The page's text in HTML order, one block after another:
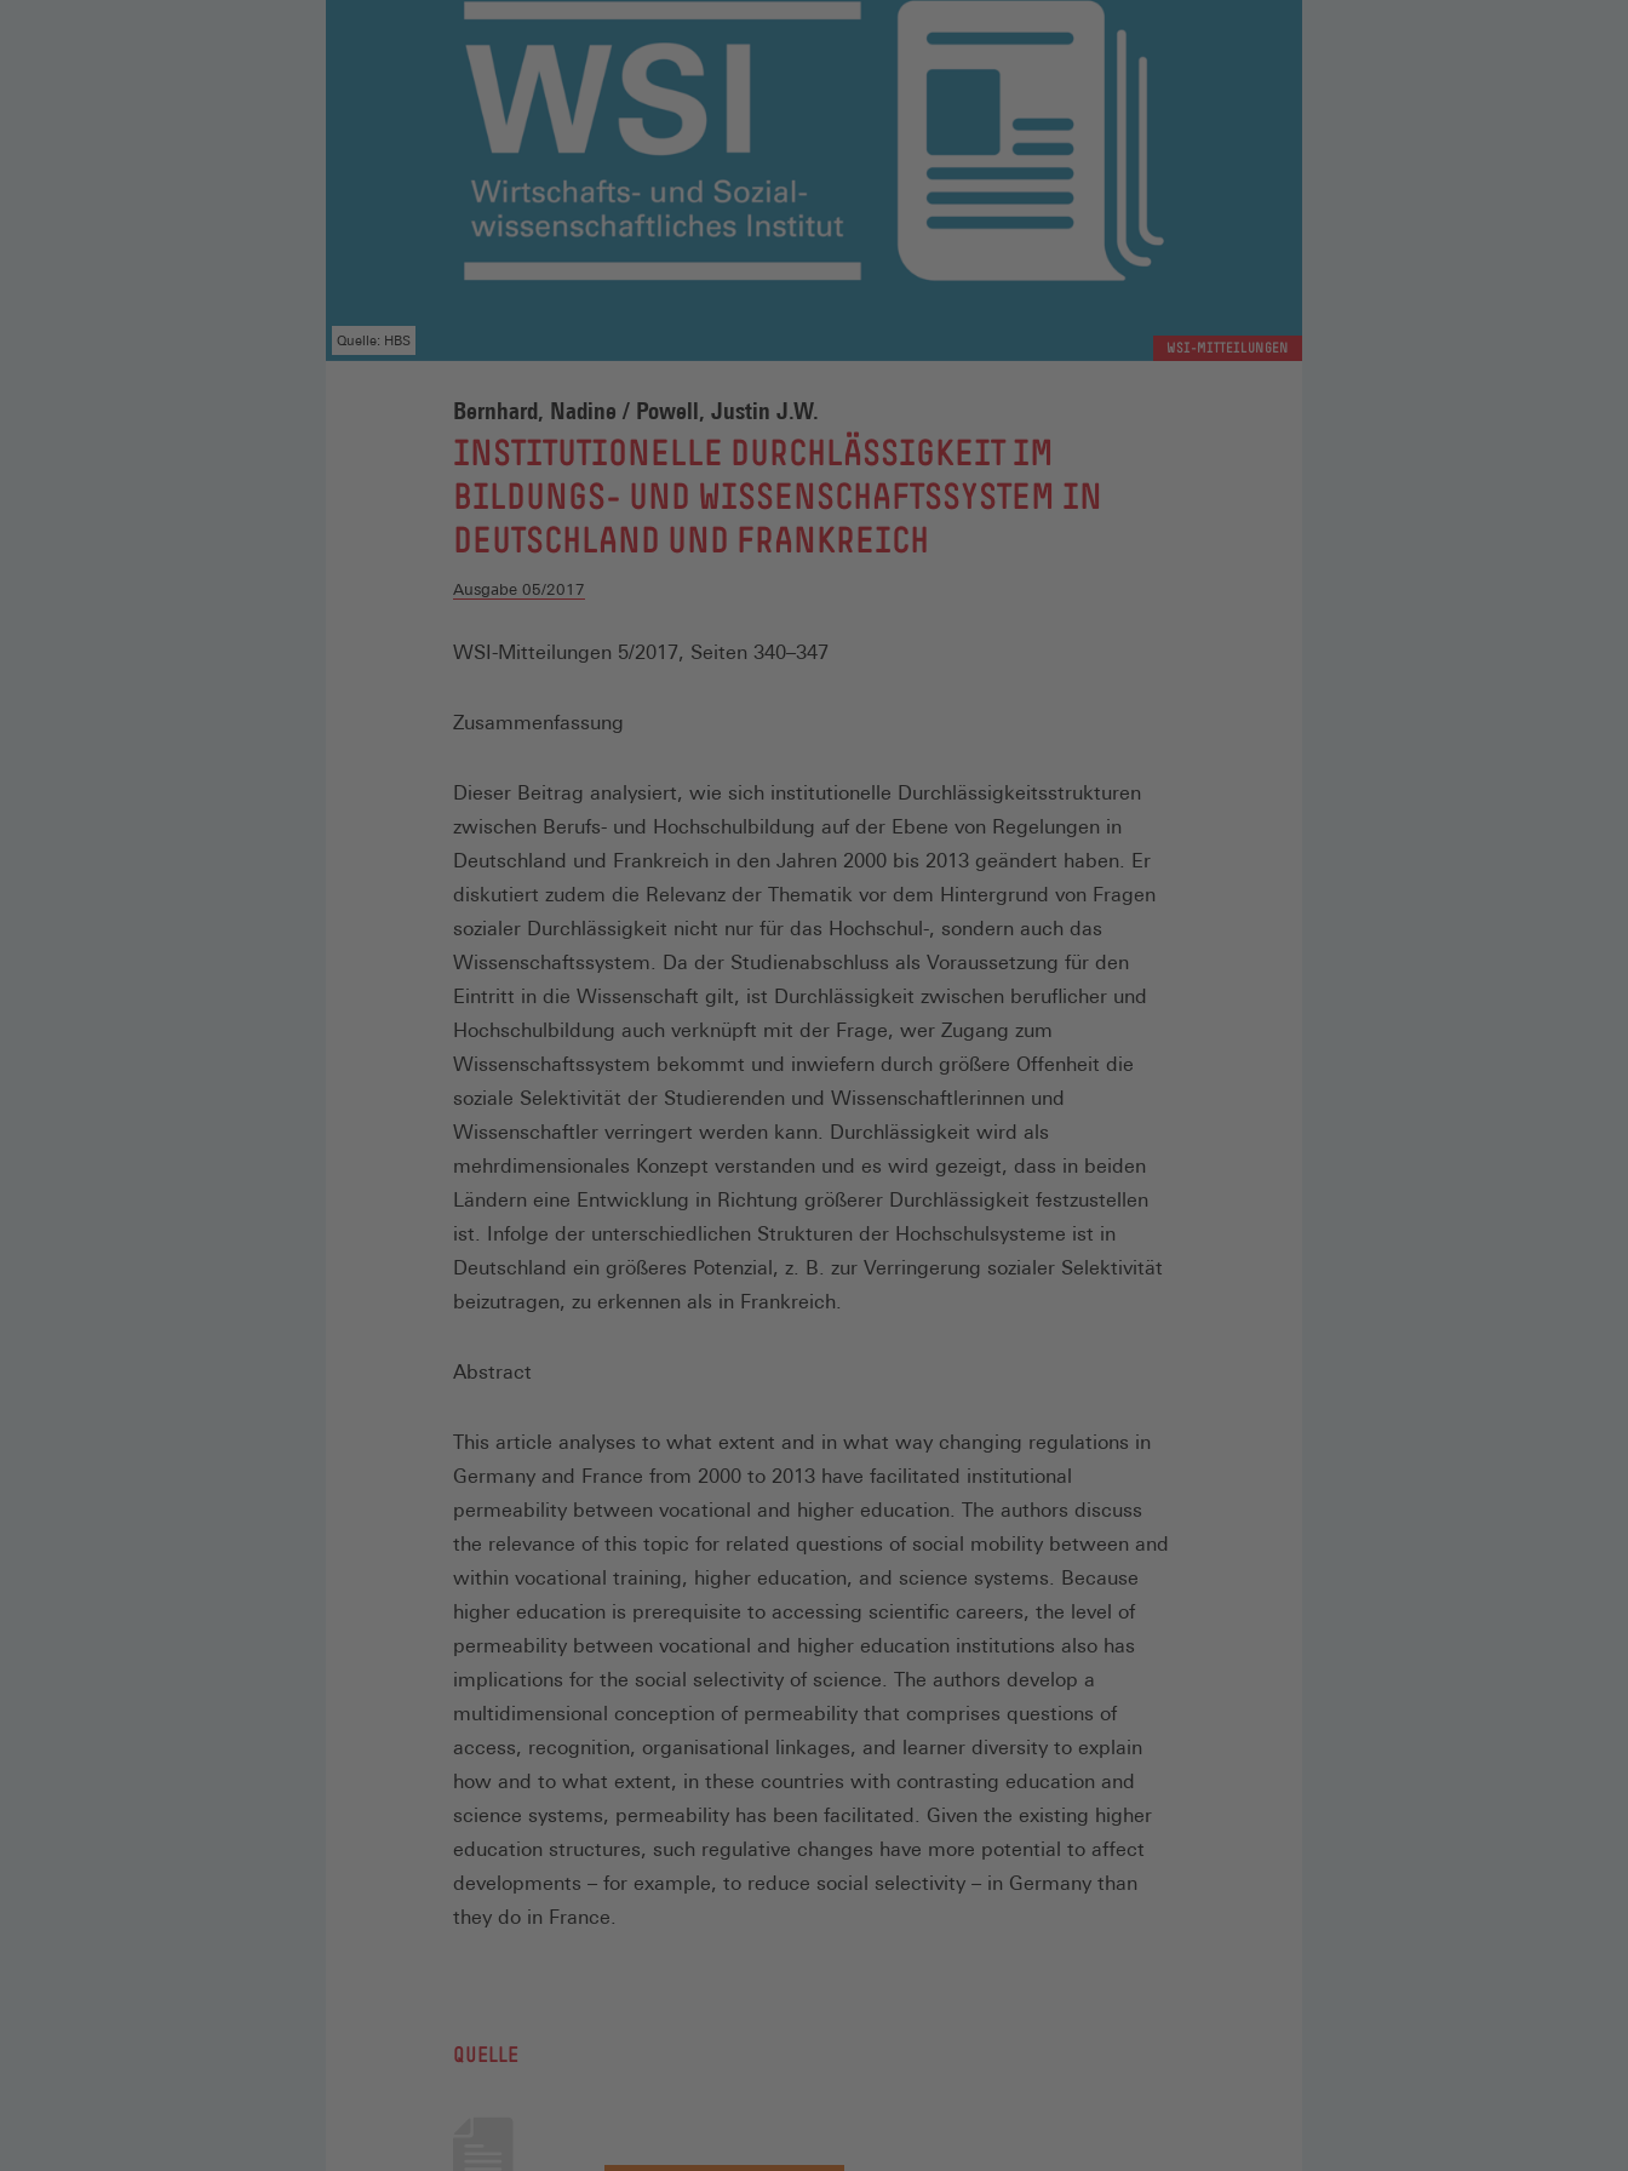
Quelle: HBS WSI-MITTEILUNGEN
Bernhard, Nadine / Powell, Justin J.W.
:
INSTITUTIONELLE DURCHLÄSSIGKEIT IM
BILDUNGS- UND WISSENSCHAFTSSYSTEM IN
DEUTSCHLAND UND FRANKREICH
Ausgabe 05/2017
WSI-Mitteilungen 5/2017, Seiten 340–347
Zusammenfassung
Dieser Beitrag analysiert, wie sich institutionelle Durchlässigkeitsstrukturen
zwischen Berufs- und Hochschulbildung auf der Ebene von Regelungen in
Deutschland und Frankreich in den Jahren 2000 bis 2013 geändert haben. Er
diskutiert zudem die Relevanz der Thematik vor dem Hintergrund von Fragen
sozialer Durchlässigkeit nicht nur für das Hochschul-, sondern auch das
Wissenschaftssystem. Da der Studienabschluss als Voraussetzung für den
Eintritt in die Wissenschaft gilt, ist Durchlässigkeit zwischen beruflicher und
Hochschulbildung auch verknüpft mit der Frage, wer Zugang zum
Wissenschaftssystem bekommt und inwiefern durch größere Offenheit die
soziale Selektivität der Studierenden und Wissenschaftlerinnen und
Wissenschaftler verringert werden kann. Durchlässigkeit wird als
mehrdimensionales Konzept verstanden und es wird gezeigt, dass in beiden
Ländern eine Entwicklung in Richtung größerer Durchlässigkeit festzustellen
ist. Infolge der unterschiedlichen Strukturen der Hochschulsysteme ist in
Deutschland ein größeres Potenzial, z. B. zur Verringerung sozialer Selektivität
beizutragen, zu erkennen als in Frankreich.
Abstract
This article analyses to what extent and in what way changing regulations in
Germany and France from 2000 to 2013 have facilitated institutional
permeability between vocational and higher education. The authors discuss
the relevance of this topic for related questions of social mobility between and
within vocational training, higher education, and science systems. Because
higher education is prerequisite to accessing scientific careers, the level of
permeability between vocational and higher education institutions also has
implications for the social selectivity of science. The authors develop a
multidimensional conception of permeability that comprises questions of
access, recognition, organisational linkages, and learner diversity to explain
how and to what extent, in these countries with contrasting education and
science systems, permeability has been facilitated. Given the existing higher
education structures, such regulative changes have more potential to affect
developments – for example, to reduce social selectivity – in Germany than
they do in France.
QUELLE